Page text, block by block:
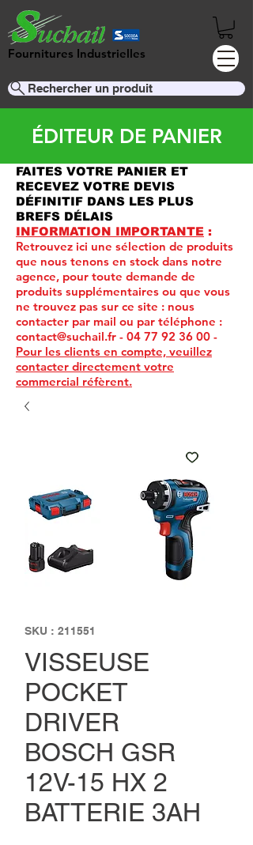
Fournitures Industrielles
Rechercher un produit
ÉDITEUR DE PANIER
FAITES VOTRE PANIER ET
RECEVEZ VOTRE DEVIS
DÉFINITIF DANS LES PLUS
BREFS DÉLAIS
INFORMATION IMPORTANTE :
Retrouvez ici une sélection de produits
que nous tenons en stock dans notre
agence, pour toute demande de
produits supplémentaires ou que vous
ne trouvez pas sur ce site : nous
contacter par mail ou par téléphone :
contact@suchail.fr - 04 77 92 36 00 -
Pour les clients en compte, veuillez
contacter directement votre
commercial réfèrent.
SKU : 211551
VISSEUSE
POCKET
DRIVER
BOSCH GSR
12V-15 HX 2
BATTERIE 3AH